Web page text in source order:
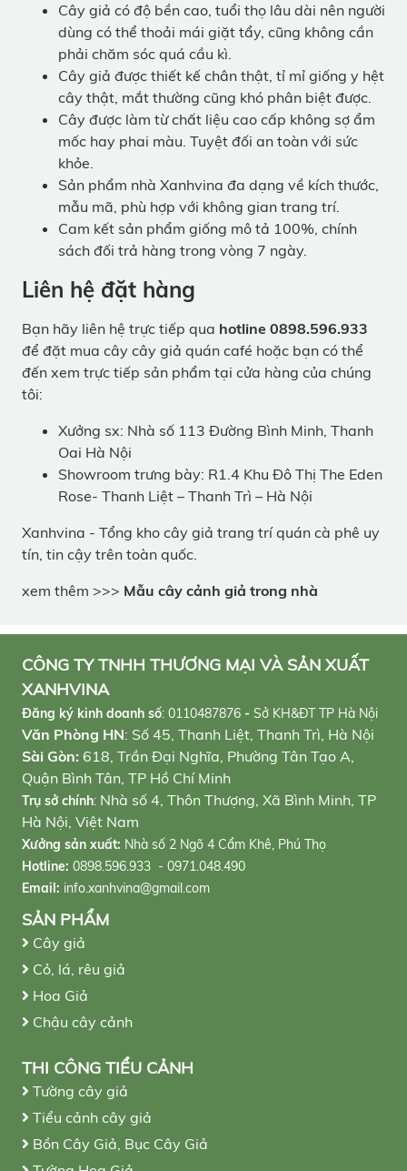
Cây giả có độ bền cao, tuổi thọ lâu dài nên người
dùng có thể thoải mái giặt tẩy, cũng không cần
phải chăm sóc quá cầu kì.
Cây giả được thiết kế chân thật, tỉ mỉ giống y hệt
cây thật, mắt thường cũng khó phân biệt được.
Cây được làm từ chất liệu cao cấp không sợ ẩm
mốc hay phai màu. Tuyệt đối an toàn với sức
khỏe.
Sản phẩm nhà Xanhvina đa dạng về kích thước,
mẫu mã, phù hợp với không gian trang trí.
Cam kết sản phẩm giống mô tả 100%, chính
sách đối trả hàng trong vòng 7 ngày.
Liên hệ đặt hàng
Bạn hãy liên hệ trực tiếp qua hotline 0898.596.933
để đặt mua cây cây giả quán café hoặc bạn có thể
đến xem trực tiếp sản phẩm tại cửa hàng của chúng
tôi:
Xưởng sx: Nhà số 113 Đường Bình Minh, Thanh
Oai Hà Nội
Showroom trưng bày: R1.4 Khu Đô Thị The Eden
Rose- Thanh Liệt – Thanh Trì – Hà Nội
Xanhvina - Tổng kho cây giả trang trí quán cà phê uy
tín, tin cậy trên toàn quốc.
xem thêm >>> Mẫu cây cảnh giả trong nhà
CÔNG TY TNHH THƯƠNG MẠI VÀ SẢN XUẤT
XANHVINA
Đăng ký kinh doanh số: 0110487876 - Sở KH&ĐT TP Hà Nội
Văn Phòng HN: Số 45, Thanh Liệt, Thanh Trì, Hà Nội
Sài Gòn: 618, Trần Đại Nghĩa, Phường Tân Tạo A,
Quận Bình Tân, TP Hồ Chí Minh
Trụ sở chính: Nhà số 4, Thôn Thượng, Xã Bình Minh, TP
Hà Nội, Việt Nam
Xưởng sản xuất: Nhà số 2 Ngõ 4 Cẩm Khê, Phú Thọ
Hotline: 0898.596.933 - 0971.048.490
Email: info.xanhvina@gmail.com
SẢN PHẨM
Cây giả
Cỏ, lá, rêu giả
Hoa Giả
Chậu cây cảnh
THI CÔNG TIỂU CẢNH
Tường cây giả
Tiểu cảnh cây giả
Bồn Cây Giả, Bục Cây Giả